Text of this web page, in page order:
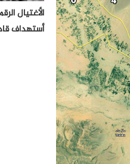
الأغتيال
أستهداف